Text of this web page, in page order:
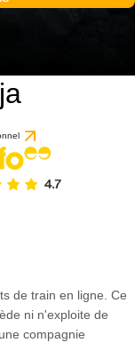
de train en ligne. Ce
ni n'exploite de
compagnie